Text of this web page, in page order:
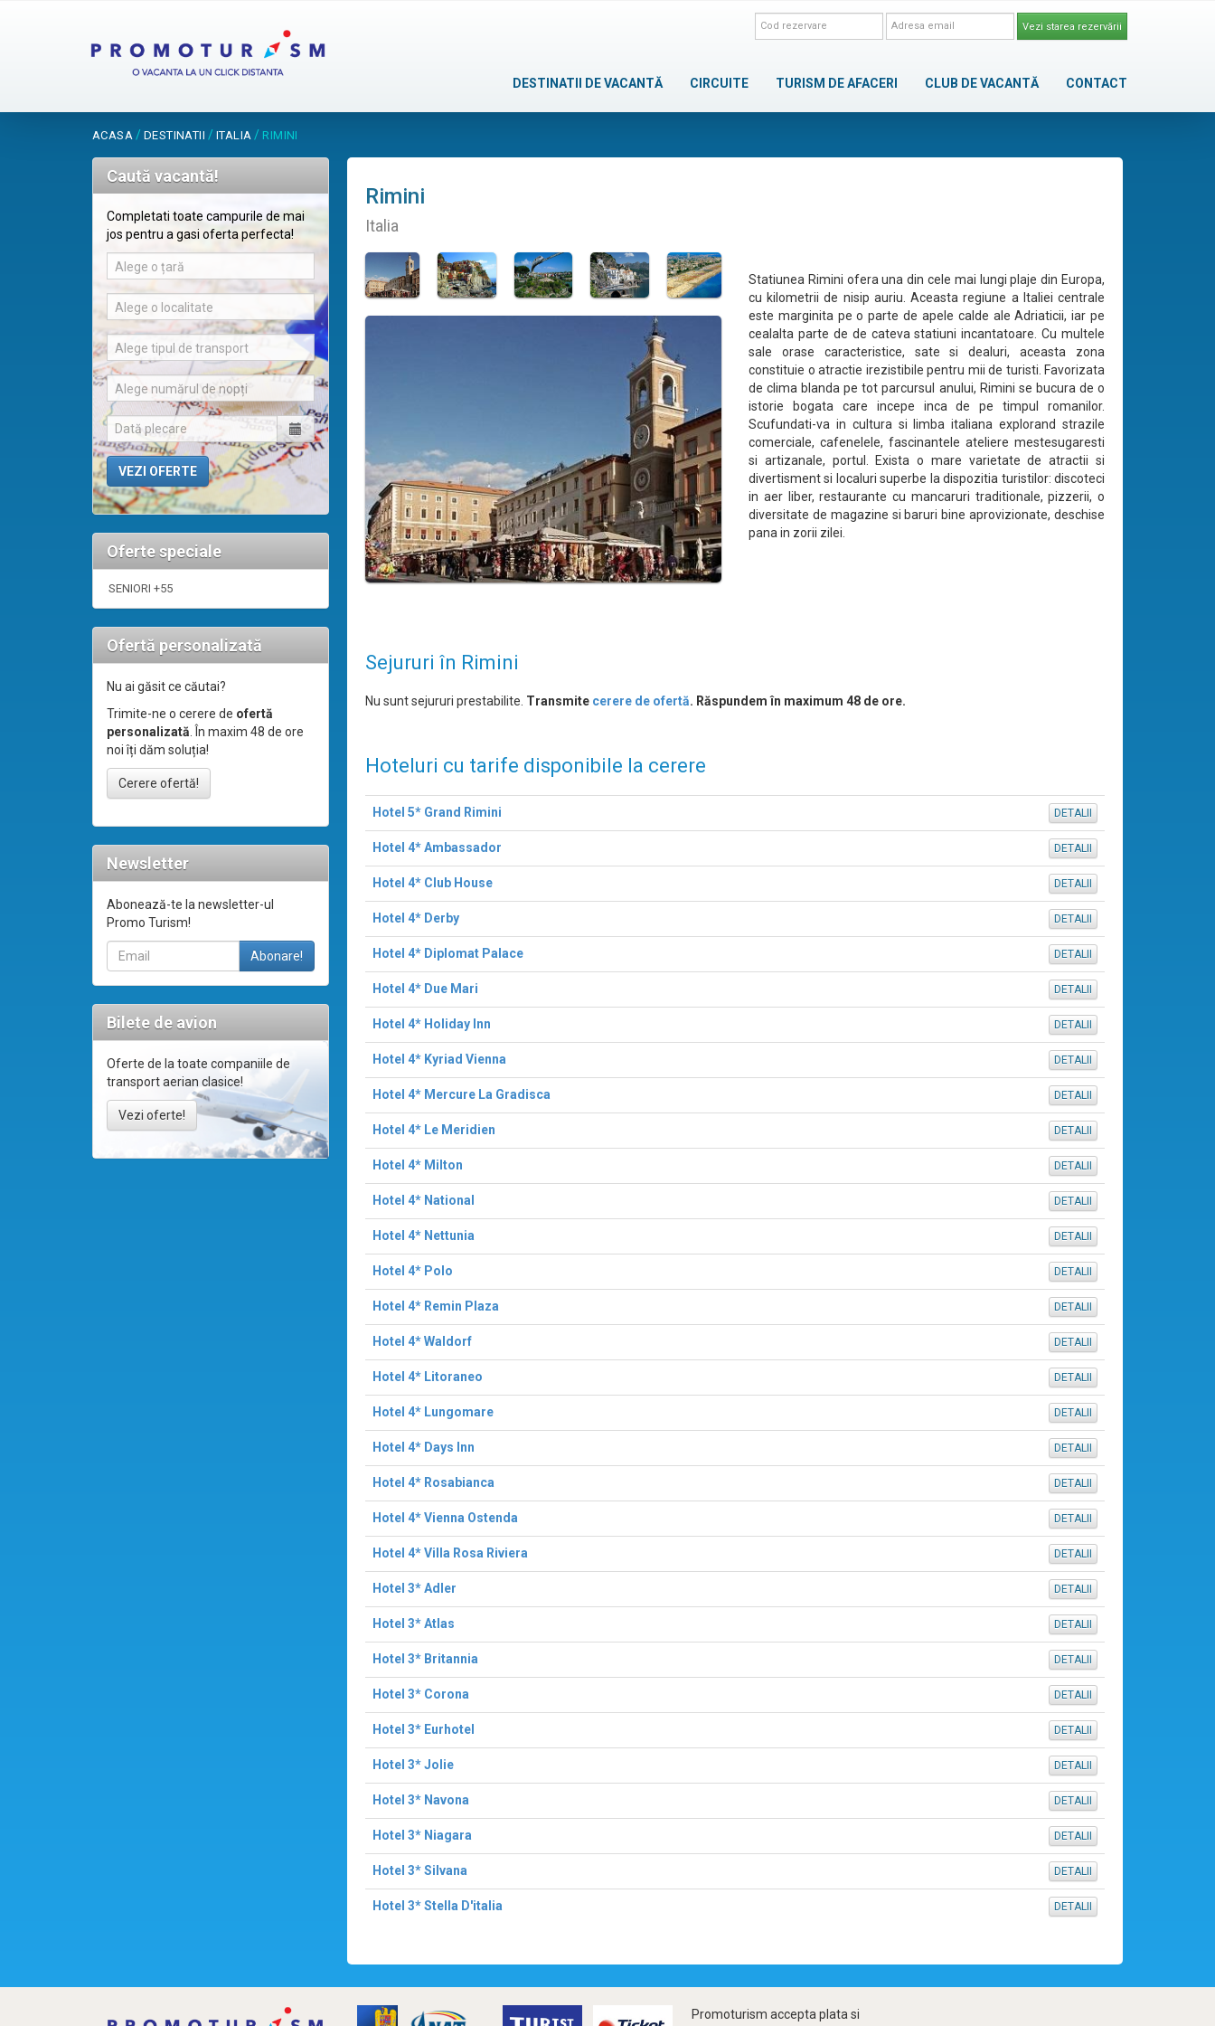
Vezi starea rezervării
DESTINATII DE VACANTĂ CIRCUITE TURISM DE AFACERI CLUB DE VACANTĂ CONTACT
ACASA / DESTINATII / ITALIA / RIMINI
Caută vacantă!
Completati toate campurile de mai
jos pentru a gasi oferta perfecta!
Alege o țară
Alege o localitate
Alege tipul de transport
Alege numărul de nopți
Oferte speciale
SENIORI +55
Ofertă personalizată
Nu ai găsit ce căutai?
Trimite-ne o cerere de ofertă
personalizată. În maxim 48 de ore
noi îți dăm soluția!
Cerere ofertă!
Newsletter
Abonează-te la newsletter-ul
Promo Turism!
Bilete de avion
Oferte de la toate companiile de
transport aerian clasice!
Vezi oferte!
Rimini
Italia
Statiunea Rimini ofera una din cele mai lungi plaje din Europa,
cu kilometrii de nisip auriu. Aceasta regiune a Italiei centrale
este marginita pe o parte de apele calde ale Adriaticii, iar pe
cealalta parte de de cateva statiuni incantatoare. Cu multele
sale orase caracteristice, sate si dealuri, aceasta zona
constituie o atractie irezistibile pentru mii de turisti. Favorizata
de clima blanda pe tot parcursul anului, Rimini se bucura de o
istorie bogata care incepe inca de pe timpul romanilor.
Scufundati-va in cultura si limba italiana explorand strazile
comerciale, cafenelele, fascinantele ateliere mestesugaresti
si artizanale, portul. Exista o mare varietate de atractii si
divertisment si localuri superbe la dispozitia turistilor: discoteci
in aer liber, restaurante cu mancaruri traditionale, pizzerii, o
diversitate de magazine si baruri bine aprovizionate, deschise
pana in zorii zilei.
Sejururi în Rimini
Nu sunt sejururi prestabilite. Transmite cerere de ofertă. Răspundem în maximum 48 de ore.
Hoteluri cu tarife disponibile la cerere
Hotel 5* Grand Rimini DETALII
Hotel 4* Ambassador DETALII
Hotel 4* Club House DETALII
Hotel 4* Derby DETALII
Hotel 4* Diplomat Palace DETALII
Hotel 4* Due Mari DETALII
Hotel 4* Holiday Inn DETALII
Hotel 4* Kyriad Vienna DETALII
Hotel 4* Mercure La Gradisca DETALII
Hotel 4* Le Meridien DETALII
Hotel 4* Milton DETALII
Hotel 4* National DETALII
Hotel 4* Nettunia DETALII
Hotel 4* Polo DETALII
Hotel 4* Remin Plaza DETALII
Hotel 4* Waldorf DETALII
Hotel 4* Litoraneo DETALII
Hotel 4* Lungomare DETALII
Hotel 4* Days Inn DETALII
Hotel 4* Rosabianca DETALII
Hotel 4* Vienna Ostenda DETALII
Hotel 4* Villa Rosa Riviera DETALII
Hotel 3* Adler DETALII
Hotel 3* Atlas DETALII
Hotel 3* Britannia DETALII
Hotel 3* Corona DETALII
Hotel 3* Eurhotel DETALII
Hotel 3* Jolie DETALII
Hotel 3* Navona DETALII
Hotel 3* Niagara DETALII
Hotel 3* Silvana DETALII
Hotel 3* Stella D'italia DETALII
Promoturism accepta plata si